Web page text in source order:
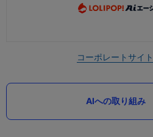
コーポレートサイト
AIへの取り組み